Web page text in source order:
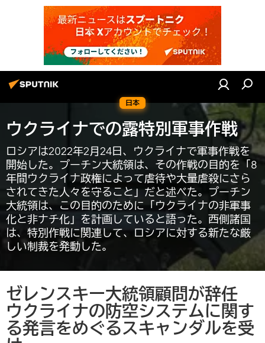
日本
ウクライナでの露特別軍事作戦
ロシアは2022年2月24日、ウクライナで軍事作戦を
開始した。プーチン大統領は、その作戦の目的を「8
年間ウクライナ政権によって虐待や大量虐殺にさら
されてきた人々を守ること」だと述べた。プーチン
大統領は、この目的のために「ウクライナの非軍事
化と非ナチ化」を計画していると語った。西側諸国
は、特別作戦に関連して、ロシアに対する新たな厳
しい制裁を発動した。
ゼレンスキー大統領顧問が辞任
ウクライナの防空システムに関す
る発言をめぐるスキャンダルを受